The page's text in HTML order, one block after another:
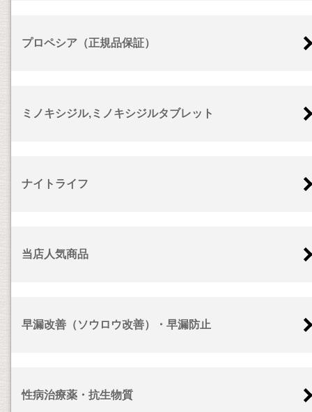
プロペシア（正規品保証）
ミノキシジル,ミノキシジルタブレット
ナイトライフ
当店人気商品
早漏改善（ソウロウ改善）・早漏防止
性病治療薬・抗生物質